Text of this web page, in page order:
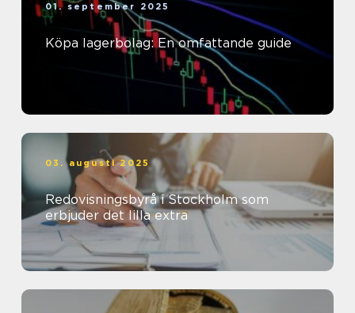
01. september 2025
Köpa lagerbolag: En omfattande guide
03. augusti 2025
Redovisningsbyrå i Stockholm som
erbjuder det lilla extra